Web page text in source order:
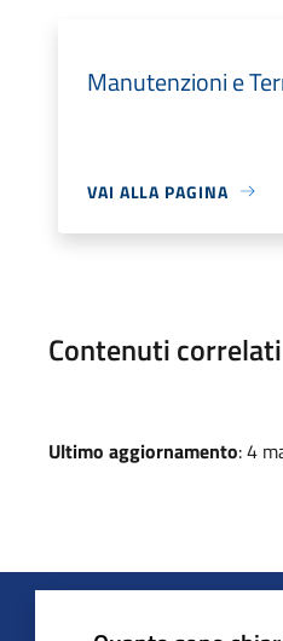
Manutenzioni e
VAI ALLA PAGINA
Contenuti correlati
Ultimo aggiornamento: 4